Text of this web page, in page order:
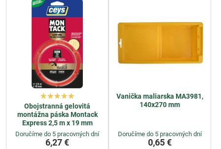
Obojstranná gelovitá
montážna páska Montack
Express 2,5 m x 19 mm
Doručíme do 5 pracovných dní
6,27 €
Vanička maliarska MA3981,
140x270 mm
Doručíme do 5 pracovných dní
0,65 €